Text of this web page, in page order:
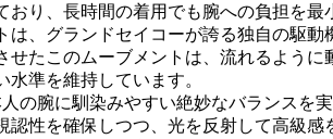
おり、長時間の着用でも腕への負担を最
は、グランドセイコーが誇る独自の駆
せたこのムーブメントは、流れるよう
準を維持しています。
の腕に馴染みやすい絶妙なバランス
認性を確保しつつ、光を反射して高級